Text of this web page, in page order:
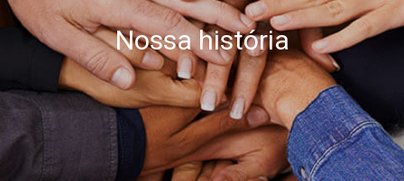
Nossa história